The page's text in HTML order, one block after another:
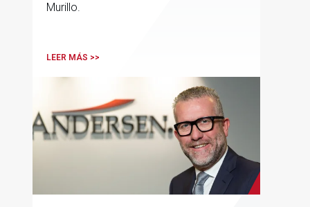
Murillo.
LEER MÁS >>